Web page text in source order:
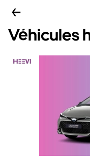
Véhicules